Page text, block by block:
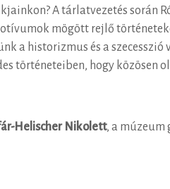
A tárlatvezetés során
mögött rejlő
a historizmus és a
történeteiben, hogy közösen
Helischer Nikolett, a múzeum